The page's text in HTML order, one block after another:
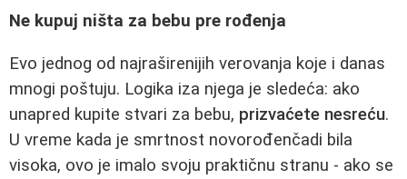
Ne kupuj ništa za bebu pre rođenja
Evo jednog od najraširenijih verovanja koje i danas
mnogi poštuju. Logika iza njega je sledeća: ako
unapred kupite stvari za bebu, prizvaćete nesreću.
U vreme kada je smrtnost novorođenčadi bila
visoka, ovo je imalo svoju praktičnu stranu - ako se